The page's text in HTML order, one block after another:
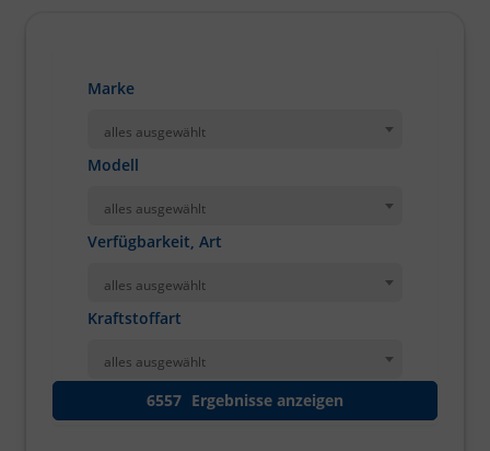
Marke
alles ausgewählt
Modell
alles ausgewählt
Verfügbarkeit, Art
alles ausgewählt
Kraftstoffart
alles ausgewählt
6557 Ergebnisse anzeigen